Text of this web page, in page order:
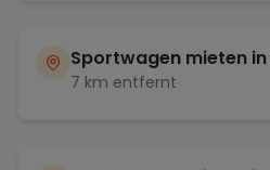
Sportwagen mieten in
7 km entfernt